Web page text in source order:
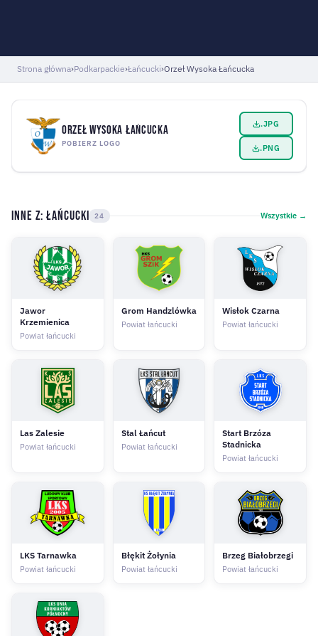
Strona główna›Podkarpackie›Łańcucki›Orzeł Wysoka Łańcucka
Orzeł Wysoka Łańcucka
POBIERZ LOGO
.JPG
.PNG
Inne z: Łańcucki 24 Wszystkie →
Jawor
Krzemienica
Powiat łańcucki
Grom Handzlówka
Powiat łańcucki
Wisłok Czarna
Powiat łańcucki
Las Zalesie
Powiat łańcucki
Stal Łańcut
Powiat łańcucki
Start Brzóza
Stadnicka
Powiat łańcucki
LKS Tarnawka
Powiat łańcucki
Błękit Żołynia
Powiat łańcucki
Brzeg Białobrzegi
Powiat łańcucki